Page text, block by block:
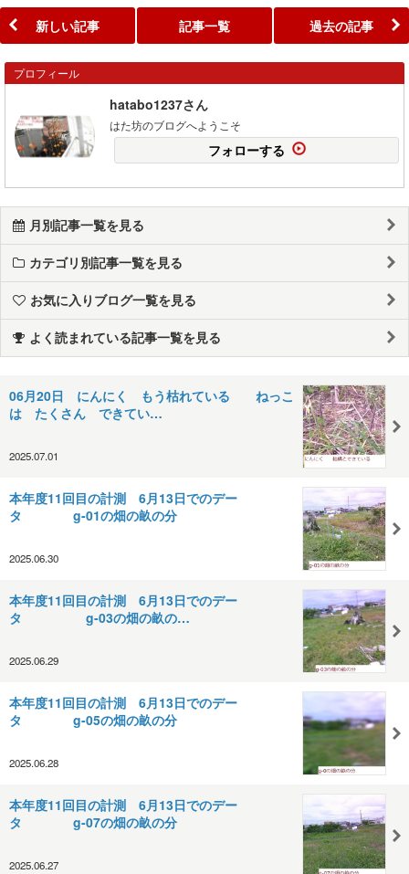
新しい記事 記事一覧 過去の記事
プロフィール
hatabo1237さん
はた坊のブログへようこそ
フォローする
月別記事一覧を見る
カテゴリ別記事一覧を見る
お気に入りブログ一覧を見る
よく読まれている記事一覧を見る
06月20日 にんにく もう枯れている ねっこ
は たくさん できてい…
2025.07.01
本年度11回目の計測 6月13日でのデー
タ g-01の畑の畝の分
2025.06.30
本年度11回目の計測 6月13日でのデー
タ g-03の畑の畝の…
2025.06.29
本年度11回目の計測 6月13日でのデー
タ g-05の畑の畝の分
2025.06.28
本年度11回目の計測 6月13日でのデー
タ g-07の畑の畝の分
2025.06.27